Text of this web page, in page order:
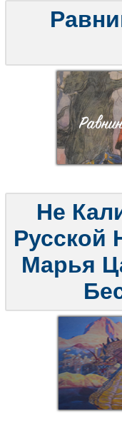
Не
Русской
Марья